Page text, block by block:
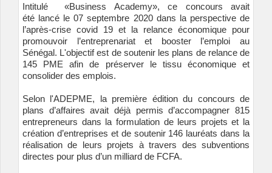
Intitulé «Business Academy», ce concours avait
été lancé le 07 septembre 2020 dans la perspective de
l’après-crise covid 19 et la relance économique pour
promouvoir l’entreprenariat et booster l’emploi au
Sénégal. L'objectif est de soutenir les plans de relance de
145 PME afin de préserver le tissu économique et
consolider des emplois.
Selon l'ADEPME, la première édition du concours de
plans d’affaires avait déjà permis d’accompagner 815
entrepreneurs dans la formulation de leurs projets et la
création d’entreprises et de soutenir 146 lauréats dans la
réalisation de leurs projets à travers des subventions
directes pour plus d’un milliard de FCFA.